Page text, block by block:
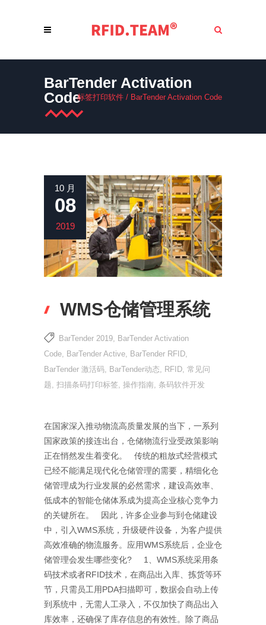
BarTender Activation
Code标签打印软件 / BarTender Activation Code
10 月
08
2019
WMS仓储管理系统
BarTender 2019, BarTender Activation
Code, BarTender Active, BarTender RFID,
BarTender 激活码, BarTender动态, RFID, 常见问
题, 扫描条码打印标签, 操作指南, 条码软件开发
在国家深入推动物流高质量发展的当下，一系列
国家政策的接连出台，仓储物流行业受政策影响
正在悄然发生着变化。 传统的粗放式经营模式
已经不能满足现代化仓储管理的需要，精细化仓
储管理成为行业发展的必然需求，建设高效率、
低成本的智能仓储体系成为提高企业核心竞争力
的关键所在。 因此，许多企业参与到仓储建设
中，引入WMS系统，升级硬件设备，为客户提供
高效准确的物流服务。应用WMS系统后，企业仓
储管理会发生哪些变化? 1、WMS系统采用条
码技术或者RFID技术，在商品出入库、拣货等环
节，只需员工用PDA扫描即可，数据会自动上传
到系统中，无需人工录入，不仅加快了商品出入
库效率，还确保了库存信息的有效性。除了商品